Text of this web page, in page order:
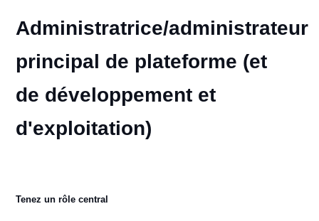
Administratrice/administrateur
principal de plateforme (et
de développement et
d'exploitation)
Tenez un rôle central